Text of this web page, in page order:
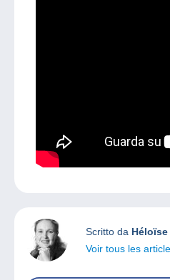
Scritto da Héloïse
Voir tous les